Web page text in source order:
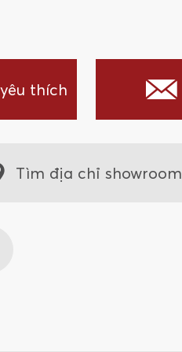
thích
Tìm địa chỉ showroom